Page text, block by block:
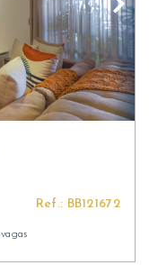
Ref.: BB121672